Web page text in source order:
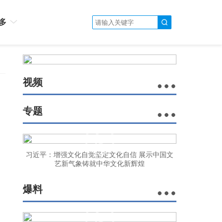
视频
专题
习近平：增强文化自觉坚定文化自信 展示中国文
艺新气象铸就中华文化新辉煌
爆料